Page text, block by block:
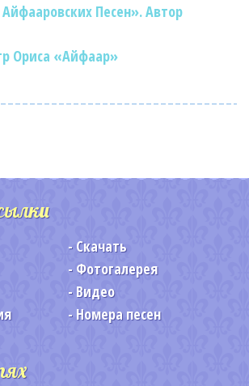
Песен». Автор
Ориса «Айфаар»
Скачать
Фотогалерея
Видео
Номера песен